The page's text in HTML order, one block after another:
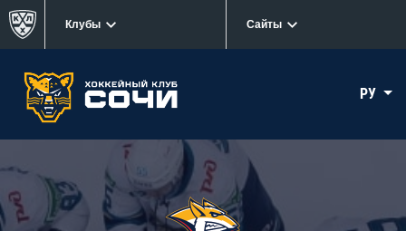
Клубы Сайты
РУ